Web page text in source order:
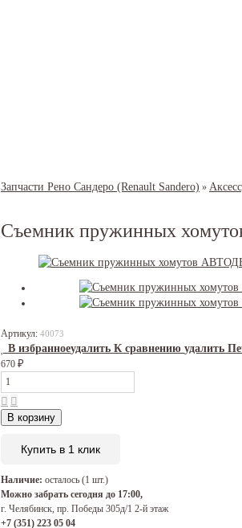
Запчасти Рено Сандеро (Renault Sandero) »
Съемник пружинных
Артикул: 40073
В избранноеудалить К сравнению удалить
670 ₽
В корзину
Купить в 1 клик
Наличие: осталось (1 шт.)
Можно забрать сегодня до 17:00,
г. Челябинск, пр. Победы 305д/1 2-й этаж
+7 (351) 223 05 04